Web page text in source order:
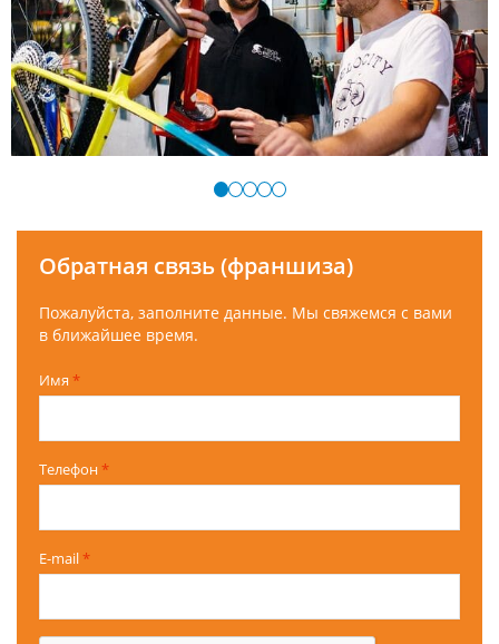
Обратная связь (франшиза)
Пожалуйста, заполните данные. Мы свяжемся с вами
в ближайшее время.
Имя *
Телефон*
E-mail*